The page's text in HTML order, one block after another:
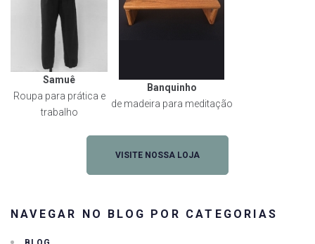
Samuê
Roupa para prática e
trabalho
Banquinho
de madeira para meditação
VISITE NOSSA LOJA
NAVEGAR NO BLOG POR CATEGORIAS